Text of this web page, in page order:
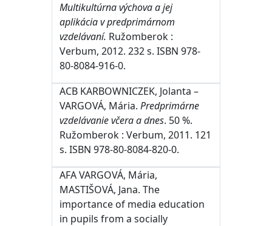
Multikultúrna výchova a jej
aplikácia v predprimárnom
vzdelávaní. Ružomberok :
Verbum, 2012. 232 s. ISBN 978-
80-8084-916-0.
ACB KARBOWNICZEK, Jolanta –
VARGOVÁ, Mária. Predprimárne
vzdelávanie včera a dnes. 50 %.
Ružomberok : Verbum, 2011. 121
s. ISBN 978-80-8084-820-0.
AFA VARGOVÁ, Mária,
MASTIŠOVÁ, Jana. The
importance of media education
in pupils from a socially